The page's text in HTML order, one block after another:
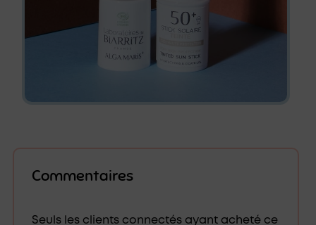
Commentaires
Seuls les clients connectés ayant acheté ce